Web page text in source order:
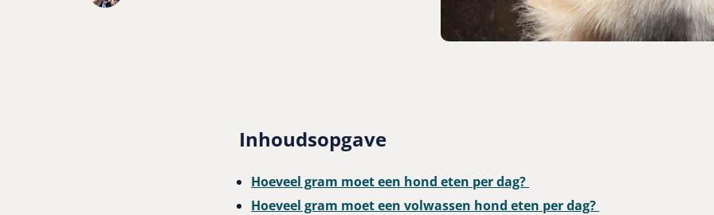
Inhoudsopgave
Hoeveel gram moet een hond eten per dag?
Hoeveel gram moet een volwassen hond eten per dag?